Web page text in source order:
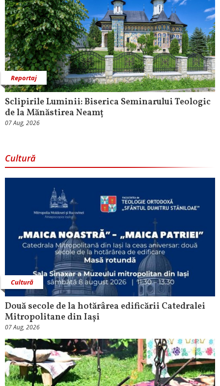
Reportaj
Sclipirile Luminii: Biserica Seminarului Teologic
de la Mănăstirea Neamț
07 Aug, 2026
Cultură
Cultură
Două secole de la hotărârea edificării Catedralei
Mitropolitane din Iași
07 Aug, 2026